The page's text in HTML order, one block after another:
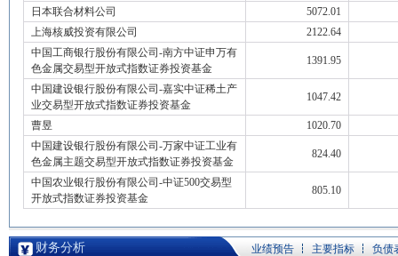
日本联合材料公司
5072.01
上海核威投资有限公司
2122.64
中国工商银行股份有限公司-南方中证申万有
色金属交易型开放式指数证券投资基金
1391.95
中国建设银行股份有限公司-嘉实中证稀土产
业交易型开放式指数证券投资基金
1047.42
曹昱
1020.70
中国建设银行股份有限公司-万家中证工业有
色金属主题交易型开放式指数证券投资基金
824.40
中国农业银行股份有限公司-中证500交易型
开放式指数证券投资基金
805.10
财务分析 业绩预告 主要指标 负债